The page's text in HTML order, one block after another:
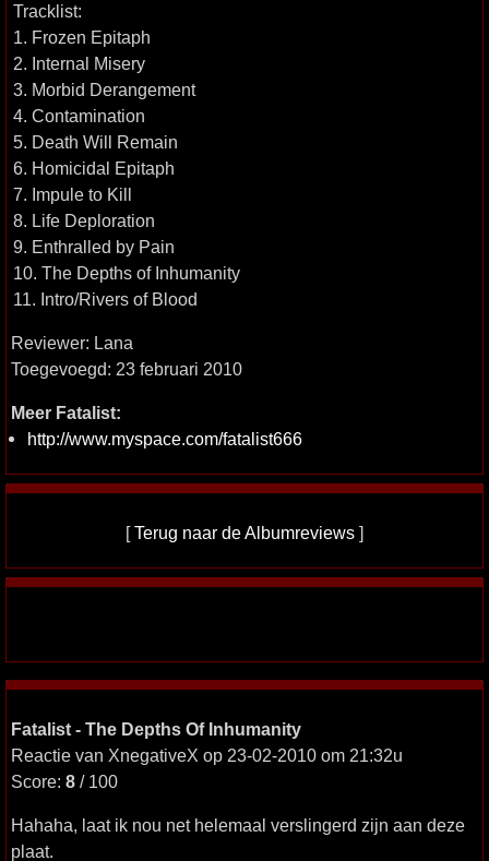
Tracklist:
1. Frozen Epitaph
2. Internal Misery
3. Morbid Derangement
4. Contamination
5. Death Will Remain
6. Homicidal Epitaph
7. Impule to Kill
8. Life Deploration
9. Enthralled by Pain
10. The Depths of Inhumanity
11. Intro/Rivers of Blood
Reviewer: Lana
Toegevoegd: 23 februari 2010
Meer Fatalist:
http://www.myspace.com/fatalist666
[Terug naar de Albumreviews ]
Fatalist - The Depths Of Inhumanity
Reactie van XnegativeX op 23-02-2010 om 21:32u
Score: 8 / 100
Hahaha, laat ik nou net helemaal verslingerd zijn aan deze
plaat.